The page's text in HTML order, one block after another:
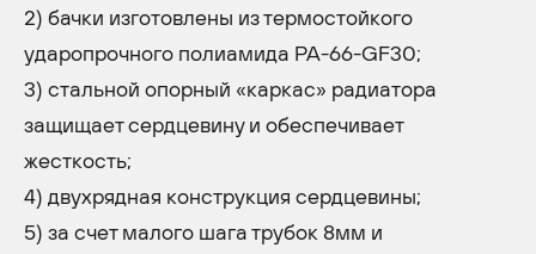
2) бачки изготовлены из термостойкого
ударопрочного полиамида PA-66-GF30;
3) стальной опорный «каркас» радиатора
защищает сердцевину и обеспечивает
жесткость;
4) двухрядная конструкция сердцевины;
5) за счет малого шага трубок 8мм и